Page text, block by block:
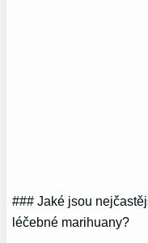
### Jaké jsou
léčebné marihuany?